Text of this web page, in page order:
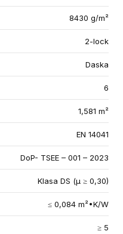
8430 g/m²
2-lock
Daska
6
1,581 m²
EN 14041
DoP- TSEE – 001 – 2023
Klasa DS (µ ≥ 0,30)
≤ 0,084 m²•K/W
≥ 5